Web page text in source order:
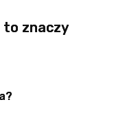
to znaczy